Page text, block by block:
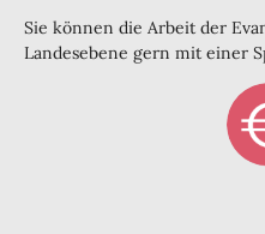
Sie können die Arbeit der
Landesebene gern mit einer